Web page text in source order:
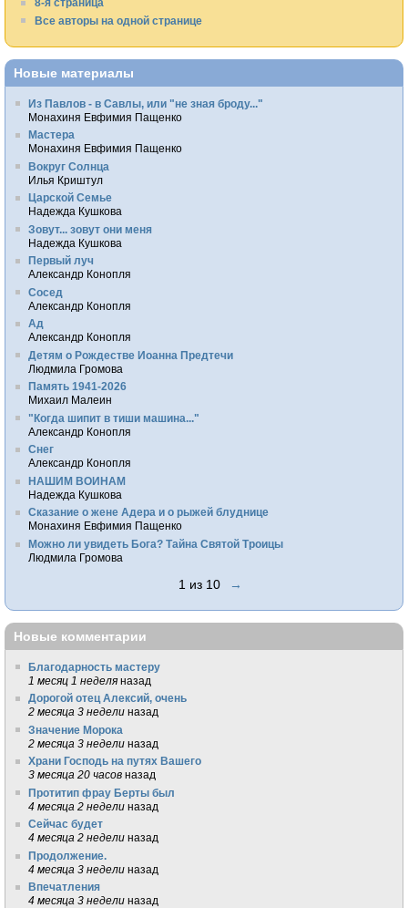
8-я страница
Все авторы на одной странице
Новые материалы
Из Павлов - в Савлы, или "не зная броду..."
Монахиня Евфимия Пащенко
Мастера
Монахиня Евфимия Пащенко
Вокруг Солнца
Илья Криштул
Царской Семье
Надежда Кушкова
Зовут... зовут они меня
Надежда Кушкова
Первый луч
Александр Конопля
Сосед
Александр Конопля
Ад
Александр Конопля
Детям о Рождестве Иоанна Предтечи
Людмила Громова
Память 1941-2026
Михаил Малеин
"Когда шипит в тиши машина..."
Александр Конопля
Снег
Александр Конопля
НАШИМ ВОИНАМ
Надежда Кушкова
Сказание о жене Адера и о рыжей блуднице
Монахиня Евфимия Пащенко
Можно ли увидеть Бога? Тайна Святой Троицы
Людмила Громова
1 из 10 →
Новые комментарии
Благодарность мастеру
1 месяц 1 неделя назад
Дорогой отец Алексий, очень
2 месяца 3 недели назад
Значение Морока
2 месяца 3 недели назад
Храни Господь на путях Вашего
3 месяца 20 часов назад
Протитип фрау Берты был
4 месяца 2 недели назад
Сейчас будет
4 месяца 2 недели назад
Продолжение.
4 месяца 3 недели назад
Впечатления
4 месяца 3 недели назад